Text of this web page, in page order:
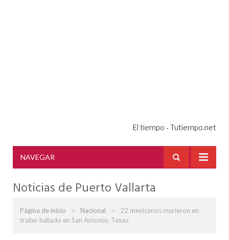
El tiempo - Tutiempo.net
NAVEGAR
Noticias de Puerto Vallarta
Página de inicio » Nacional »
22 mexicanos murieron en
trailer hallado en San Antonio, Texas